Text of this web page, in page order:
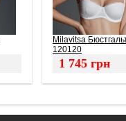
Milavitsa
120120
1 745 грн